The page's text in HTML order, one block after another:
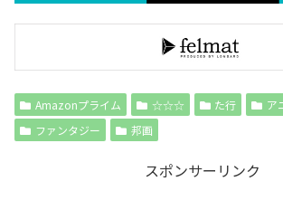
Amazonプライム ☆☆☆ た行
ア
ファンタジー
邦画
スポンサーリンク